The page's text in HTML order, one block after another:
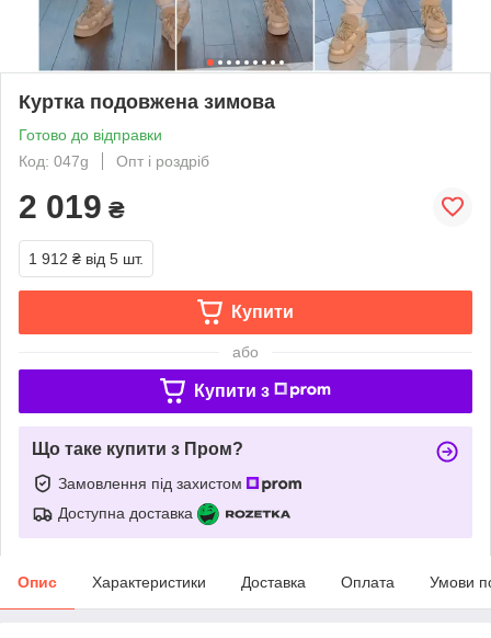
Куртка подовжена зимова
Готово до відправки
Код: 047g
Опт і роздріб
2 019 ₴
1 912 ₴ від 5 шт.
Купити
або
Купити з
Що таке купити з Пром?
Замовлення під захистом
Доступна доставка
Опис Характеристики Доставка Оплата Умови